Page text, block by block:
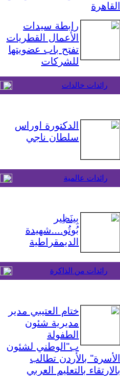
القاهرة
رابطة سيدات
الأعمال القطريات
تفتح باب عضويتها
للشركات
رائدات خالدات
الدكتورة اوراس
سلطان ناجي
رائدات عالمية
بِينَظِير
بُوتُو....شهيدة
الديمقراطية
رائدات من الذاكرة
ختام العتيبي مدير
مديرية شئون
الطفولة
ب"الوطني لشئون
الأسرة" بالأردن تطالب
بالارتقاء بالتعليم العربي